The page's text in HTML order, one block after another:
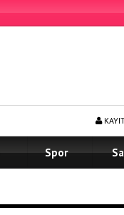
Prof. Dr. Murat Kan,
Spor